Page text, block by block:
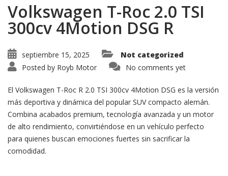
Volkswagen T-Roc 2.0 TSI
300cv 4Motion DSG R
septiembre 15, 2025
Not categorized
Posted by Royb Motor No comments yet
El Volkswagen T-Roc R 2.0 TSI 300cv 4Motion DSG es la versión
más deportiva y dinámica del popular SUV compacto alemán.
Combina acabados premium, tecnología avanzada y un motor
de alto rendimiento, convirtiéndose en un vehículo perfecto
para quienes buscan emociones fuertes sin sacrificar la
comodidad.